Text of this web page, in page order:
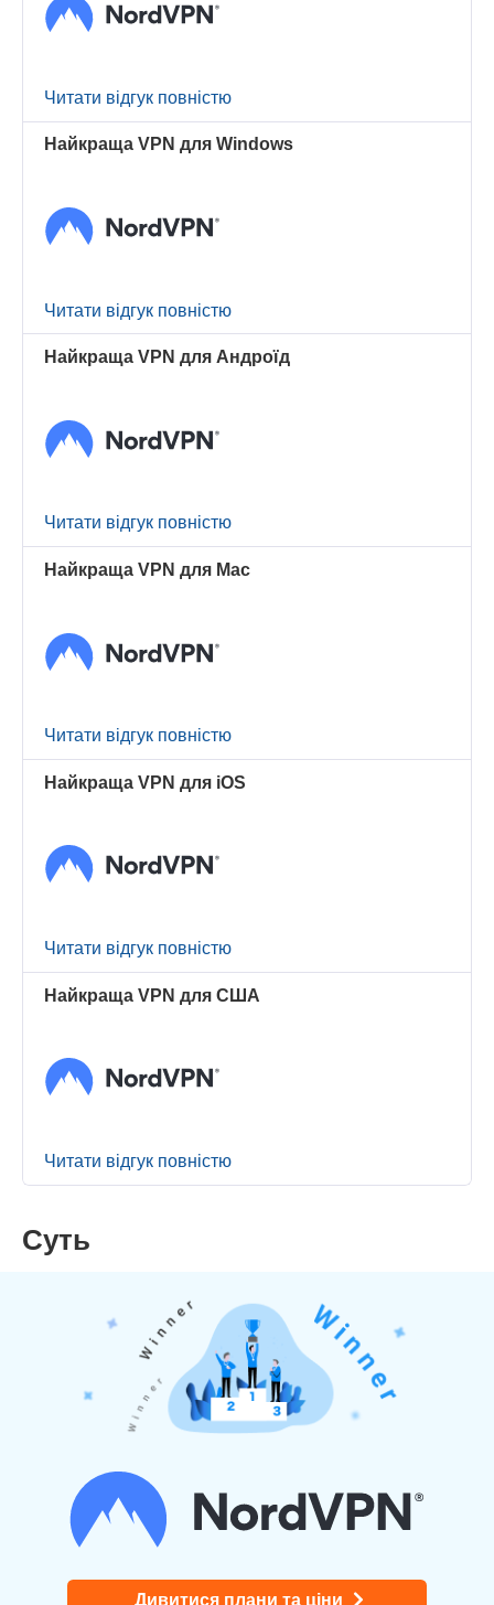
Читати відгук повністю
Найкраща VPN для Windows
Читати відгук повністю
Найкраща VPN для Андроїд
Читати відгук повністю
Найкраща VPN для Mac
Читати відгук повністю
Найкраща VPN для iOS
Читати відгук повністю
Найкраща VPN для США
Читати відгук повністю
Суть
Дивитися плани та ціни